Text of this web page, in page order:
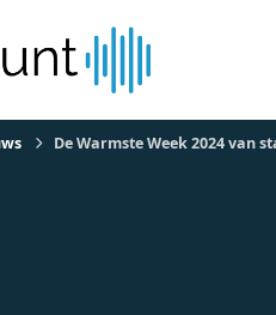
De Warmste Week 2024 van